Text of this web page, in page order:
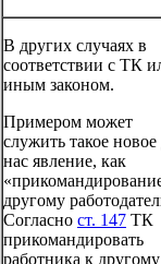
В других случаях в
соответствии с ТК
иным законом.
Примером может
служить такое новое
нас явление, как
другому
Согласно ст. 147 ТК
прикомандировать
работника к другому